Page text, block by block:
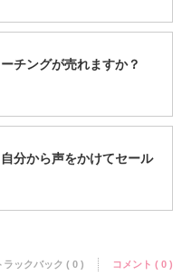
チングが売れますか？
分から声をかけてセール
ラックバック ( 0 ) コメント ( 0 )